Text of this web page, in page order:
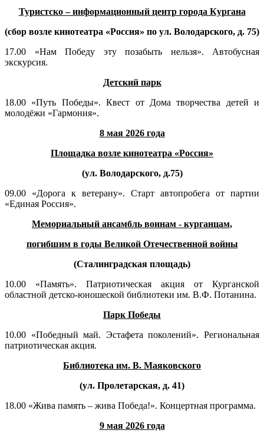
Туристско – информационный центр города Кургана
(сбор возле кинотеатра «Россия» по ул. Володарского, д. 75)
17.00 «Нам Победу эту позабыть нельзя». Автобусная
экскурсия.
Детский парк
18.00 «Путь Победы». Квест от Дома творчества детей и
молодёжи «Гармония».
8 мая 2026 года
Площадка возле кинотеатра «Россия»
(ул. Володарского, д.75)
09.00 «Дорога к ветерану». Старт автопробега от партии
«Единая Россия».
Мемориальный ансамбль воинам - курганцам,
погибшим в годы Великой Отечественной войны
(Сталинградская площадь)
10.00 «Память». Патриотическая акция от Курганской
областной детско-юношеской библиотеки им. В.Ф. Потанина.
Парк Победы
10.00 «Победный май. Эстафета поколений». Региональная
патриотическая акция.
Библиотека им. В. Маяковского
(ул. Пролетарская, д. 41)
18.00 «Жива память – жива Победа!». Концертная программа.
9 мая 2026 года